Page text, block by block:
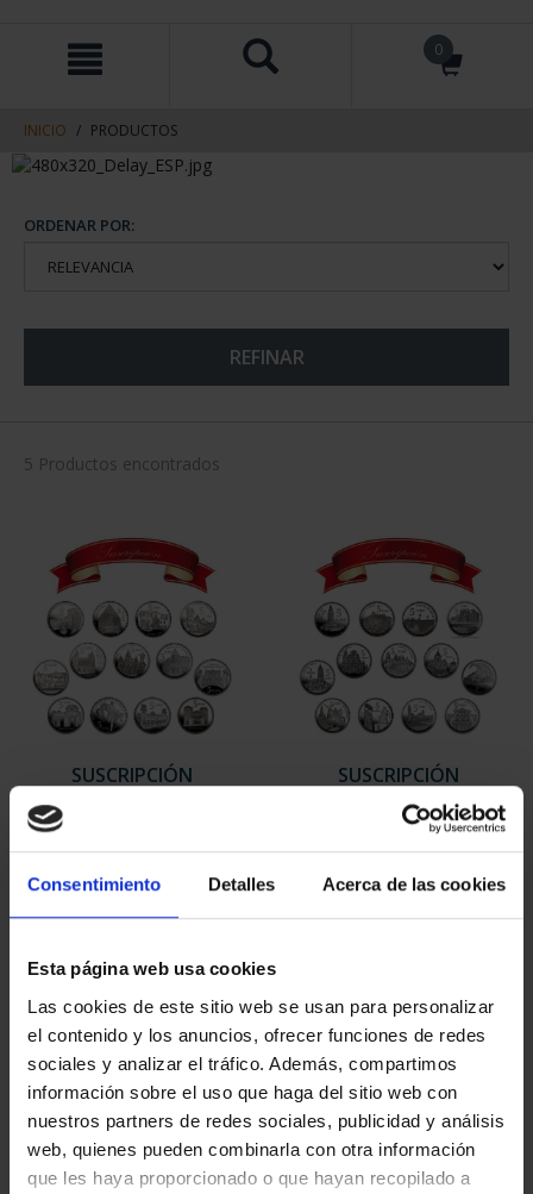
Consentimiento Detalles Acerca de las cookies
Esta página web usa cookies
Las cookies de este sitio web se usan para personalizar
el contenido y los anuncios, ofrecer funciones de redes
sociales y analizar el tráfico. Además, compartimos
información sobre el uso que haga del sitio web con
nuestros partners de redes sociales, publicidad y análisis
web, quienes pueden combinarla con otra información
que les haya proporcionado o que hayan recopilado a
contenido
navegacin
0
INICIO PRODUCTOS
ORDENAR POR:
REFINAR
5 Productos encontrados
SUSCRIPCIÓN
949,00 €
Sólo para usuarios
registrados
SUSCRIPCIÓN
CAPITALES DE
PROVINCIA 2
949,00 €
Sólo para usuarios
registrados